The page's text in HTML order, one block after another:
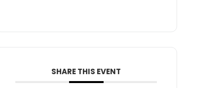
SHARE THIS EVENT